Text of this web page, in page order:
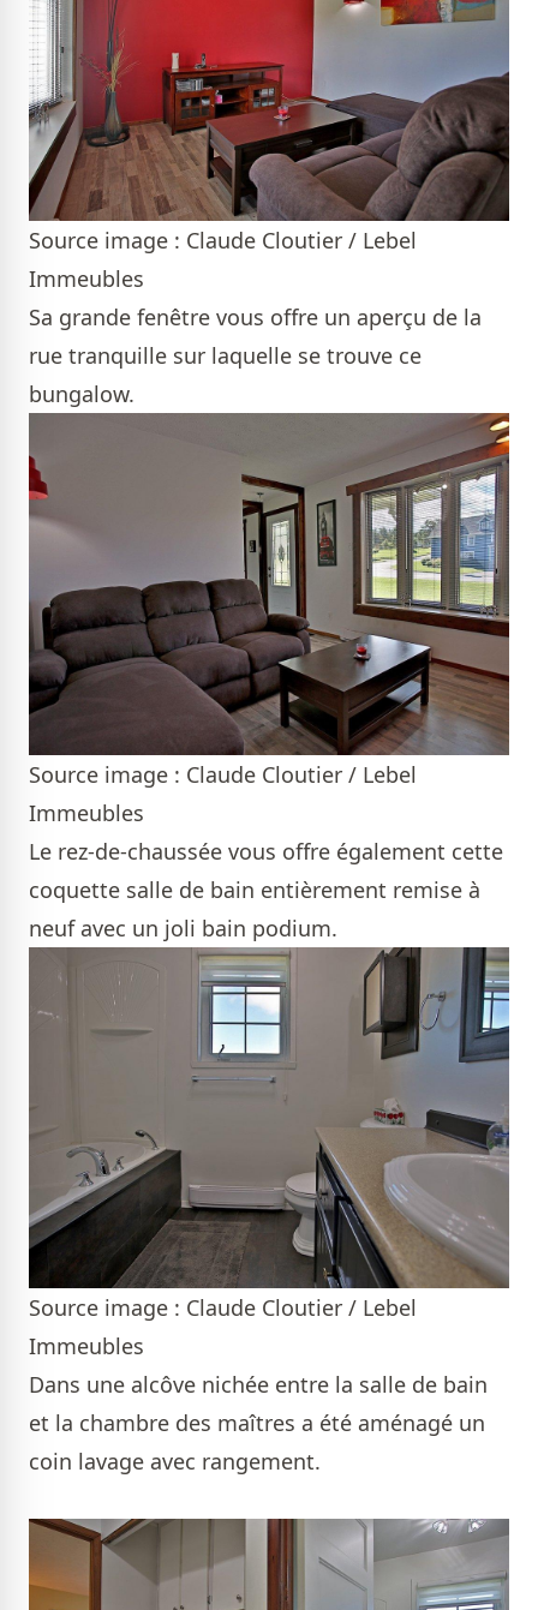
Source image : Claude Cloutier / Lebel
Immeubles
Sa grande fenêtre vous offre un aperçu de la
rue tranquille sur laquelle se trouve ce
bungalow.
Source image : Claude Cloutier / Lebel
Immeubles
Le rez-de-chaussée vous offre également cette
coquette salle de bain entièrement remise à
neuf avec un joli bain podium.
Source image : Claude Cloutier / Lebel
Immeubles
Dans une alcôve nichée entre la salle de bain
et la chambre des maîtres a été aménagé un
coin lavage avec rangement.